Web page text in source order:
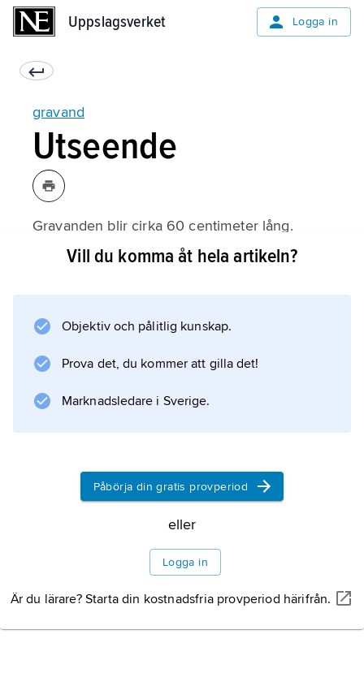
Uppslagsverket Logga in
gravand
Utseende
Gravanden blir cirka 60 centimeter lång.
Hanen är något större än honan.
Information om artikeln
Vill du komma åt hela artikeln?
Objektiv och pålitlig kunskap.
Prova det, du kommer att gilla det!
Marknadsledare i Sverige.
Påbörja din gratis provperiod
eller
Logga in
Är du lärare? Starta din kostnadsfria provperiod härifrån.